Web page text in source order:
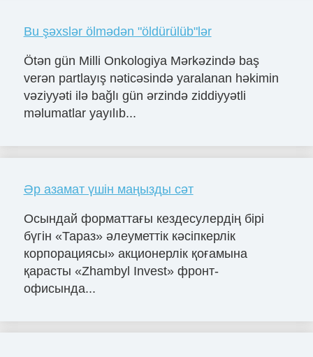
Bu şəxslər ölmədən "öldürülüb"lər
Ötən gün Milli Onkologiya Mərkəzində baş
verən partlayış nəticəsində yaralanan həkimin
vəziyyəti ilə bağlı gün ərzində ziddiyyətli
məlumatlar yayılıb...
Әр азамат үшін маңызды сәт
Осындай форматтағы кездесулердің бірі
бүгін «Тараз» әлеуметтік кәсіпкерлік
корпорациясы» акционерлік қоғамына
қарасты «Zhambyl Invest» фронт-
офисында...